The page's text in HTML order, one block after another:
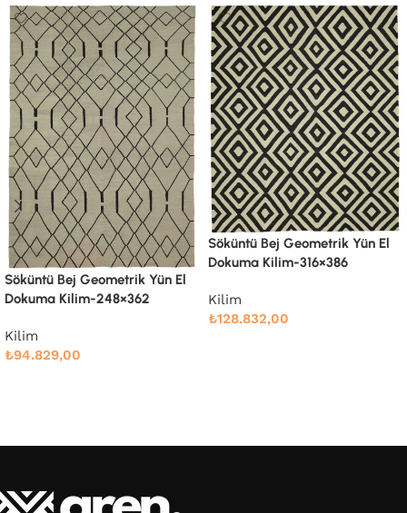
Söküntü Bej Geometrik Yün El
Dokuma Kilim-316×386
Kilim
Devamını oku
Söküntü Bej Modern Dizayn
Kilim